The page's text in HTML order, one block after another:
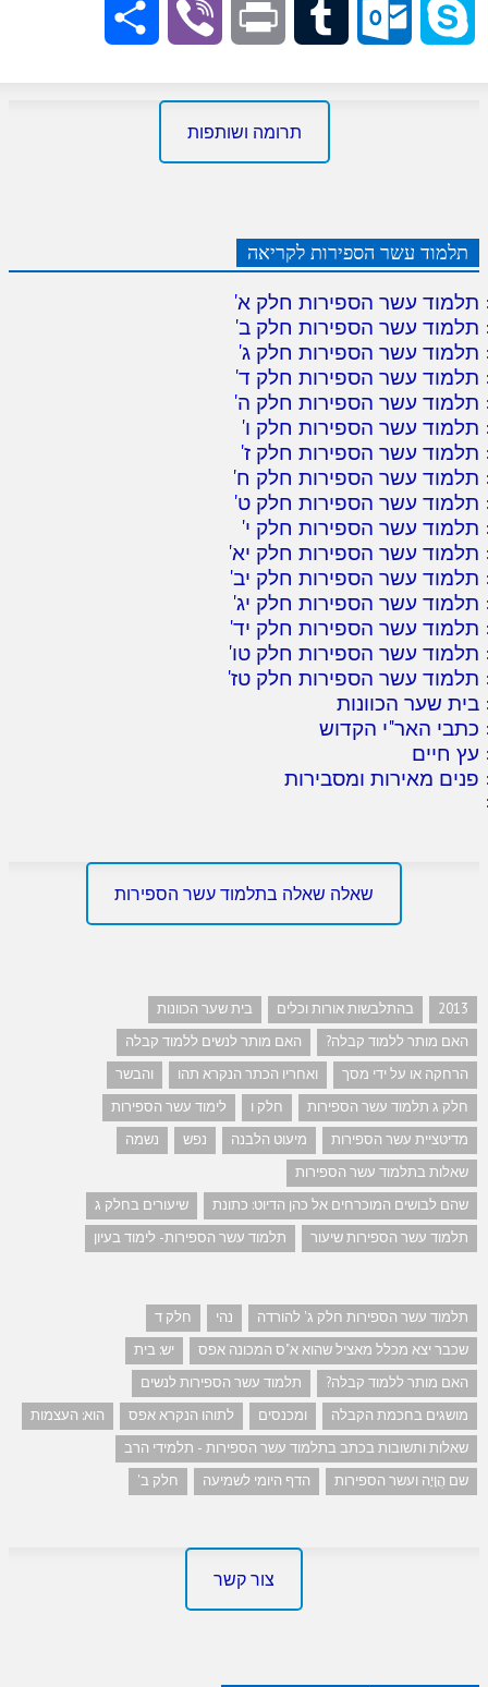
Skype
Outlook.com
Tumblr
Print
Viber
תרומה ושותפות
תלמוד עשר הספירות לקריאה
תלמוד עשר הספירות חלק א'
תלמוד עשר הספירות חלק ב'
תלמוד עשר הספירות חלק ג'
תלמוד עשר הספירות חלק ד'
תלמוד עשר הספירות חלק ה'
תלמוד עשר הספירות חלק ו'
תלמוד עשר הספירות חלק ז'
תלמוד עשר הספירות חלק ח'
תלמוד עשר הספירות חלק ט'
תלמוד עשר הספירות חלק י'
תלמוד עשר הספירות חלק יא'
תלמוד עשר הספירות חלק יב'
תלמוד עשר הספירות חלק יג'
תלמוד עשר הספירות חלק יד'
תלמוד עשר הספירות חלק טו'
תלמוד עשר הספירות חלק טז'
בית שער הכוונות
כתבי האר"י הקדוש
עץ חיים
פנים מאירות ומסבירות
שאלה שאלה בתלמוד עשר הספירות
2013 בהתלבשות אורות וכלים
בית שער הכוונות
האם מותר ללמוד קבלה?
האם מותר לנשים ללמוד קבלה
הרחקה או על ידי מסך
ואחריו הכתר הנקרא תהו
והבשר
חלק ג תלמוד עשר הספירות
חלק ו
לימוד עשר הספירות
מדיטציית עשר הספירות
מיעוט הלבנה נפש
נשמה
שאלות בתלמוד עשר הספירות
שהם לבושים המוכרחים אל כהן הדיוט: כתונת
שיעורים בחלק ג
תלמוד עשר הספירות שיעור
תלמוד עשר הספירות- לימוד בעיון
תלמוד עשר הספירות חלק ג' להורדה נהי
חלק ד
שכבר יצא מכלל מאציל שהוא א"ס המכונה אפס
יש: בית
האם מותר ללמוד קבלה?
תלמוד עשר הספירות לנשים
מושגים בחכמת הקבלה
ומכנסים לתוהו הנקרא אפס
הוא: העצמות
שאלות ותשובות בכתב בתלמוד עשר הספירות - תלמידי הרב
שם הֲוָיָה ועשר הספירות
הדף היומי לשמיעה חלק ב'
צור קשר